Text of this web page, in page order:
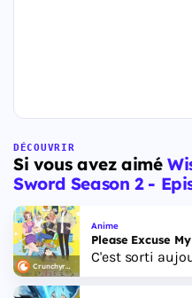
DÉCOUVRIR
Si vous avez aimé
Sword Season 2 -
Crunchyroll
Anime
Please Excuse
C'est sorti